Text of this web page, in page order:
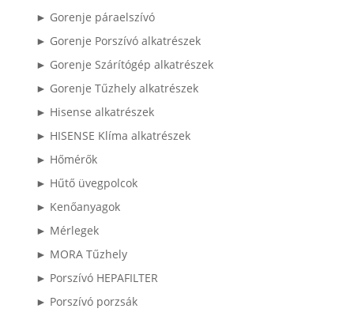
► Gorenje páraelszívó
► Gorenje Porszívó alkatrészek
► Gorenje Szárítógép alkatrészek
► Gorenje Tűzhely alkatrészek
► Hisense alkatrészek
► HISENSE Klíma alkatrészek
► Hőmérők
► Hűtő üvegpolcok
► Kenőanyagok
► Mérlegek
► MORA Tűzhely
► Porszívó HEPAFILTER
► Porszívó porzsák